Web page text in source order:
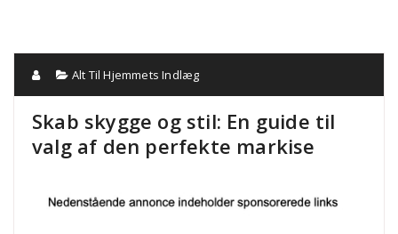
Alt Til Hjemmets Indlæg
Skab skygge og stil: En guide til
valg af den perfekte markise